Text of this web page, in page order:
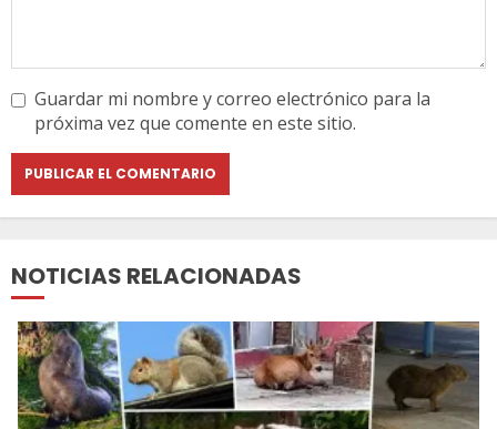
Guardar mi nombre y correo electrónico para la
próxima vez que comente en este sitio.
NOTICIAS RELACIONADAS